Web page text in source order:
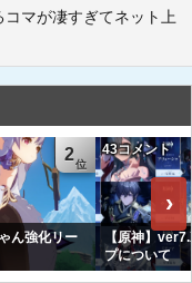
コマが凄すぎてネット上
2
ん強化リー
43コメント
【原神】
プについて
›